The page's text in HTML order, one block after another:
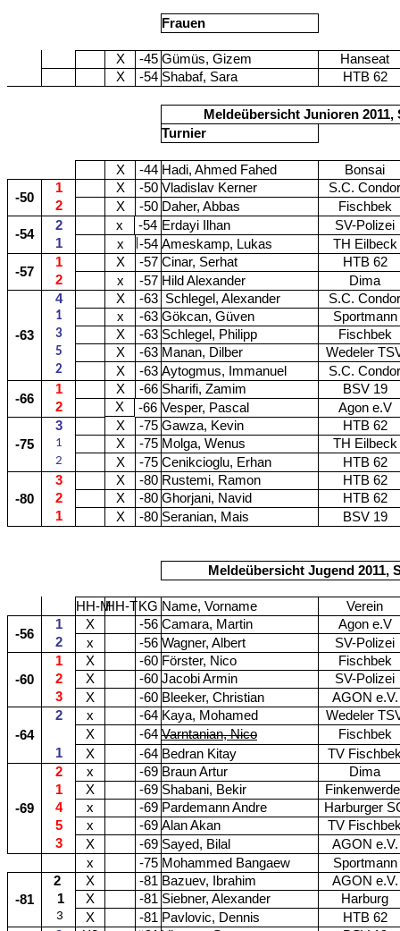
Frauen
X -45 Gümüs, Gizem
Hanseat
X
-54 Shabaf, Sara HTB 62
Meldeübersicht Junioren 2011,
Turnier
X -44 Hadi, Ahmed Fahed
Bonsai
-50
1 X -50 Vladislav Kerner
S.C. Condor
2
X -50 Daher, Abbas
Fischbek
-54
2 x -54 Erdayi Ilhan
SV-Polizei
1
x -54 Ameskamp, Lukas
TH Eilbeck
-57
1 X -57 Cinar, Serhat
HTB 62
2
x -57 Hild Alexander Dima
-63
4 X -63 Schlegel, Alexander S.C. Condor
1 x -63 Gökcan, Güven Sportmann
3 X -63 Schlegel, Philipp Fischbek
5 X -63 Manan, Dilber Wedeler
2 X -63 Aytogmus, Immanuel
S.C. Condor
-66
1 X -66 Sharifi, Zamim
BSV 19
2
X -66 Vesper, Pascal Agon e.V
-75
3 X -75 Gawza, Kevin HTB 62
1 X -75 Molga, Wenus TH Eilbeck
2 X -75 Cenikcioglu, Erhan HTB 62
-80
3 X -80 Rustemi, Ramon
HTB 62
2
X -80 Ghorjani, Navid
HTB 62
1
X -80 Seranian, Mais BSV 19
Meldeübersicht Jugend 2011,
HH-MHH-TKG Name, Vorname
Verein
-56
1 X -56 Camara, Martin
Agon e.V
2
x -56 Wagner, Albert SV-Polizei
-60
1 X -60 Förster, Nico
Fischbek
2
X -60 Jacobi Armin
SV-Polizei
3
X -60 Bleeker, Christian AGON e.V.
-64
2 x -64 Kaya, Mohamed
Wedeler
X
-64 Varntanian, Nico
Fischbek
1
X -64 Bedran Kitay TV
-69
2 x -69 Braun Artur
Dima
1
X -69 Shabani, Bekir
4
x -69 Pardemann Andre
Harburger
5
x -69 Alan Akan
TV
3
X -69 Sayed, Bilal
AGON e.V.
x
-75 Mohammed Bangaew Sportmann
-81
2 X -81 Bazuev, Ibrahim
AGON e.V.
1
X -81 Siebner, Alexander Harburg
3 X -81 Pavlovic, Dennis HTB 62